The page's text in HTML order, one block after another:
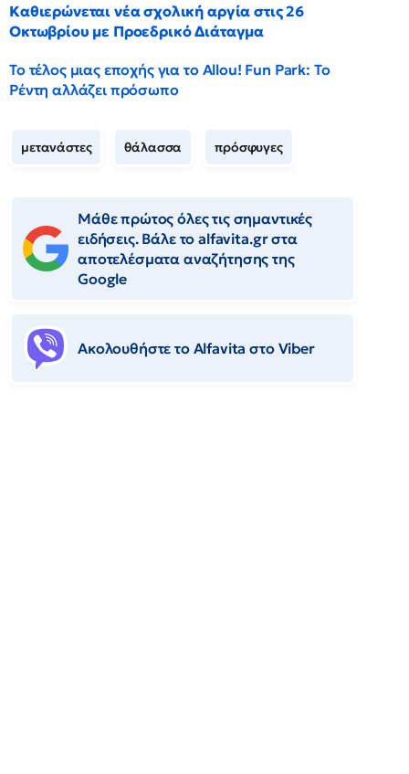
Καθιερώνεται νέα σχολική αργία στις 26
Οκτωβρίου με Προεδρικό Διάταγμα
Το τέλος μιας εποχής για το Allou! Fun Park: Το
Ρέντη αλλάζει πρόσωπο
μετανάστες θάλασσα πρόσφυγες
Μάθε πρώτος όλες τις σημαντικές
ειδήσεις. Βάλε το alfavita.gr στα
αποτελέσματα αναζήτησης της
Google
Ακολουθήστε το Αlfavita στο Viber